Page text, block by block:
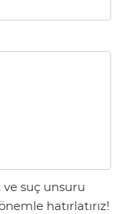
suç unsuru
hatırlatırız!